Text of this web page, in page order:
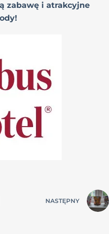
zabawę i atrakcyjne
NASTĘPNY